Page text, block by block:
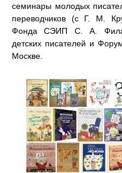
семинары молодых
переводчиков (с Г. М.
Фонда СЭИП С. А.
детских писателей и
Москве.